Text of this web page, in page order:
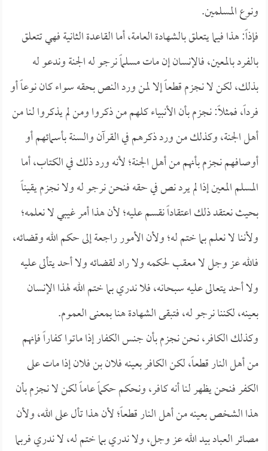
ونوع المسلمين.
فإذاً: هذا فيما يتعلق بالشهادة العامة، أما القاعدة الثانية فهي تتعلق
بالفرد بالمعين، فالإنسان إن مات مسلماً نرجو له الجنة وندعو له
بذلك، لكن لا نجزم قطعاً إلا لمن ورد النص بحقه سواء كان نوعاً أو
فرداً، فمثلاً: نجزم بأن الأنبياء كلهم من ذكروا ومن لم يذكروا لنا من
أهل الجنة، وكذلك من ورد ذكرهم في القرآن والسنة بأسمائهم أو
أوصافهم نجزم بأنهم من أهل الجنة؛ لأنه ورد ذلك في الكتاب، أما
المسلم المعين إذا لم يرد نص في حقه فنحن نرجو له ولا نجزم يقيناً
بحيث نعتقد ذلك اعتقاداً نقسم عليه؛ لأن هذا أمر غيبي لا نعلمه؛
ولأننا لا نعلم بما ختم له؛ ولأن الأمور راجعة إلى حكم الله وقضائه،
فالله عز وجل لا معقب لحكمه ولا راد لقضائه ولا أحد يتألى عليه
ولا أحد يتعالى عليه سبحانه، فلا ندري بما ختم الله لهذا الإنسان
بعينه، لكننا نرجو له، فتبقى الشهادة هنا بمعنى العموم.
وكذلك الكافر، نحن نجزم بأن جنس الكفار إذا ماتوا كفاراً فإنهم
من أهل النار قطعاً، لكن الكافر بعينه فلان بن فلان إذا مات على
الكفر فنحن يظهر لنا أنه كافر، ونحكم حكماً عاماً لكن لا نجزم بأن
هذا الشخص بعينه من أهل النار قطعاً؛ لأن هذا تأل على الله، ولأن
مصائر العباد بيد الله عز وجل، ولا ندري بما ختم له، لا ندري فربما